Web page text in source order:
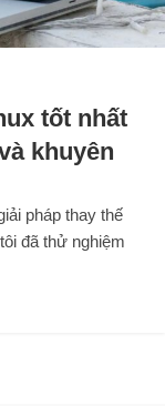
tốt nhất
khuyên
pháp thay thế
đã thử nghiệm